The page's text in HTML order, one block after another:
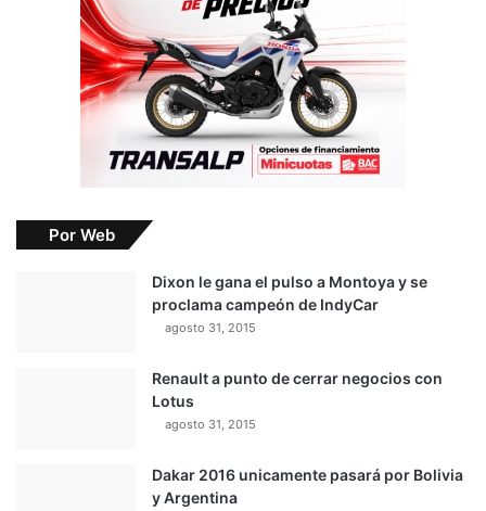
Por Web
Dixon le gana el pulso a Montoya y se
proclama campeón de IndyCar
agosto 31, 2015
Renault a punto de cerrar negocios con
Lotus
agosto 31, 2015
Dakar 2016 unicamente pasará por Bolivia
y Argentina